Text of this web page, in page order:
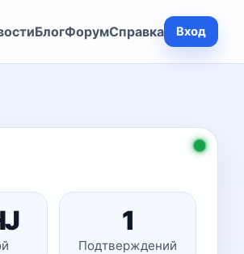
БлогФорумСправка Вход
1
Подтверждений